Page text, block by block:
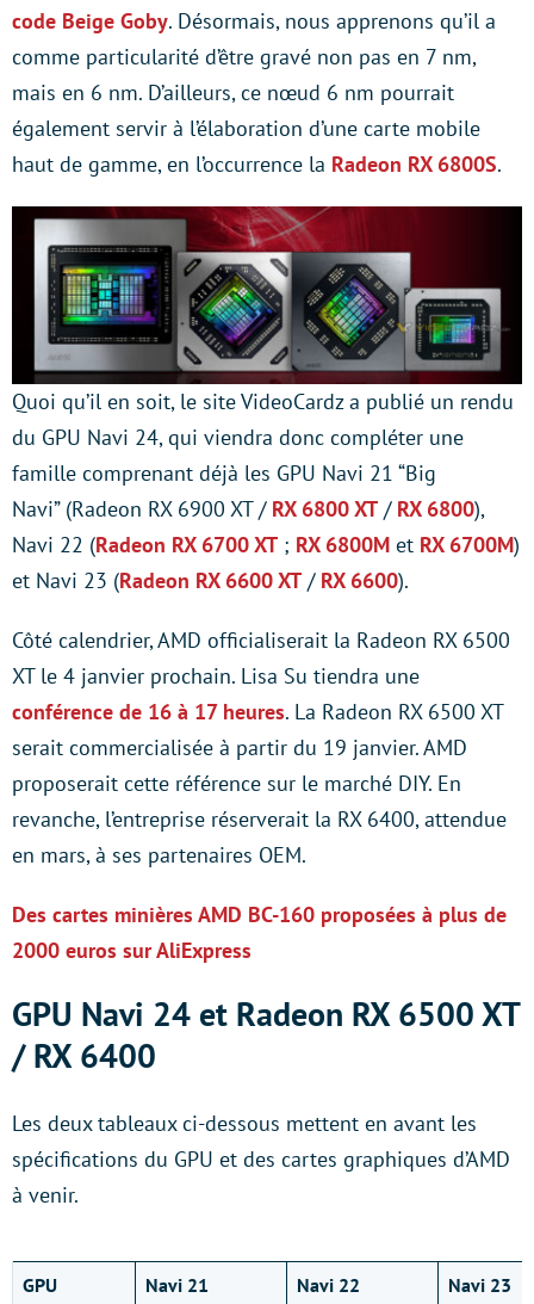
code Beige Goby. Désormais, nous apprenons qu’il a
comme particularité d’être gravé non pas en 7 nm,
mais en 6 nm. D’ailleurs, ce nœud 6 nm pourrait
également servir à l’élaboration d’une carte mobile
haut de gamme, en l’occurrence la Radeon RX 6800S.
Quoi qu’il en soit, le site VideoCardz a publié un rendu
du GPU Navi 24, qui viendra donc compléter une
famille comprenant déjà les GPU Navi 21 “Big
Navi” (Radeon RX 6900 XT / RX 6800 XT / RX 6800),
Navi 22 (Radeon RX 6700 XT ; RX 6800M et RX 6700M)
et Navi 23 (Radeon RX 6600 XT / RX 6600).
Côté calendrier, AMD officialiserait la Radeon RX 6500
XT le 4 janvier prochain. Lisa Su tiendra une
conférence de 16 à 17 heures. La Radeon RX 6500 XT
serait commercialisée à partir du 19 janvier. AMD
proposerait cette référence sur le marché DIY. En
revanche, l’entreprise réserverait la RX 6400, attendue
en mars, à ses partenaires OEM.
Des cartes minières AMD BC-160 proposées à plus de
2000 euros sur AliExpress
GPU Navi 24 et Radeon RX 6500 XT
/ RX 6400
Les deux tableaux ci-dessous mettent en avant les
spécifications du GPU et des cartes graphiques d’AMD
à venir.
GPU Navi 21 Navi 22
Navi 23